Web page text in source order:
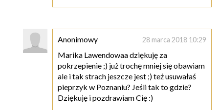
Anonimowy 28 marca 2018 10:29
Marika Lawendowaa dziękuję za
pokrzepienie ;) już trochę mniej się obawiam
ale i tak strach jeszcze jest ;) też usuwałaś
pieprzyk w Poznaniu? Jeśli tak to gdzie?
Dziękuję i pozdrawiam Cię :)